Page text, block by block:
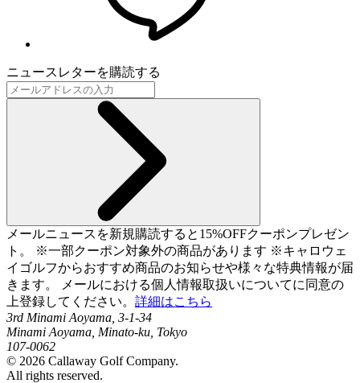
ニュースレターを購読する
メールニュースを新規購読すると15%OFFクーポンプレゼン
ト。 ※一部クーポン対象外の商品があります ※キャロウェ
イゴルフからおすすめ商品のお知らせや様々な特典情報が届
きます。 メールにおける個人情報取扱いについてに同意の
上登録してください。 詳細はこちら
3rd Minami Aoyama, 3-1-34
Minami Aoyama, Minato-ku, Tokyo
107-0062
© 2026 Callaway Golf Company.
All rights reserved.